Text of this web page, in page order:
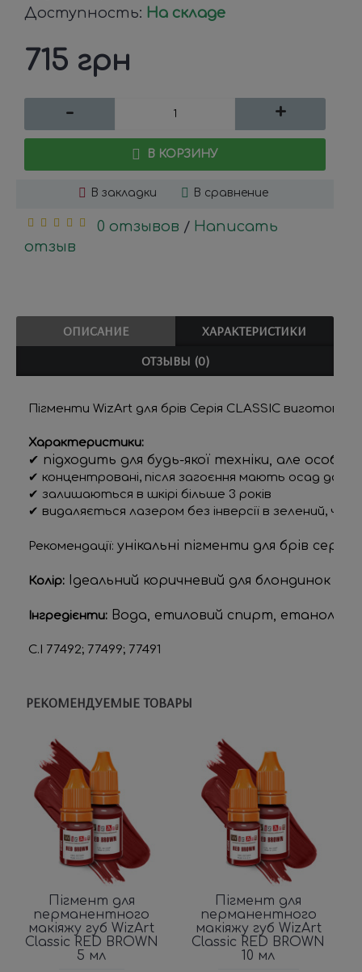
Доступность: На складе
715 грн
- +
В КОРЗИНУ
В закладки В сравнение
0 отзывов / Написать
отзыв
ОПИСАНИЕ
ХАРАКТЕРИСТИКИ
ОТЗЫВЫ (0)
Пігменти WizArt для брів Серія CLASSIC
Характеристики:
✔ підходить для будь-якої техніки, але
✔ концентровані, після загоєння мають осад до
✔ залишаються в шкірі більше 3 років
✔ видаляється лазером без інверсії в зелений,
Рекомендації: унікальні пігменти для брів
Колір: Ідеальний коричневий для блондинок і
Інгредієнти: Вода, етиловий спирт, етанол,
C.I 77492; 77499; 77491
РЕКОМЕНДУЕМЫЕ ТОВАРЫ
Пігмент для
перманентного
макіяжу губ WizArt
Classic RED BROWN
5 мл
Пігмент для
перманентного
макіяжу губ WizArt
Classic RED BROWN
10 мл